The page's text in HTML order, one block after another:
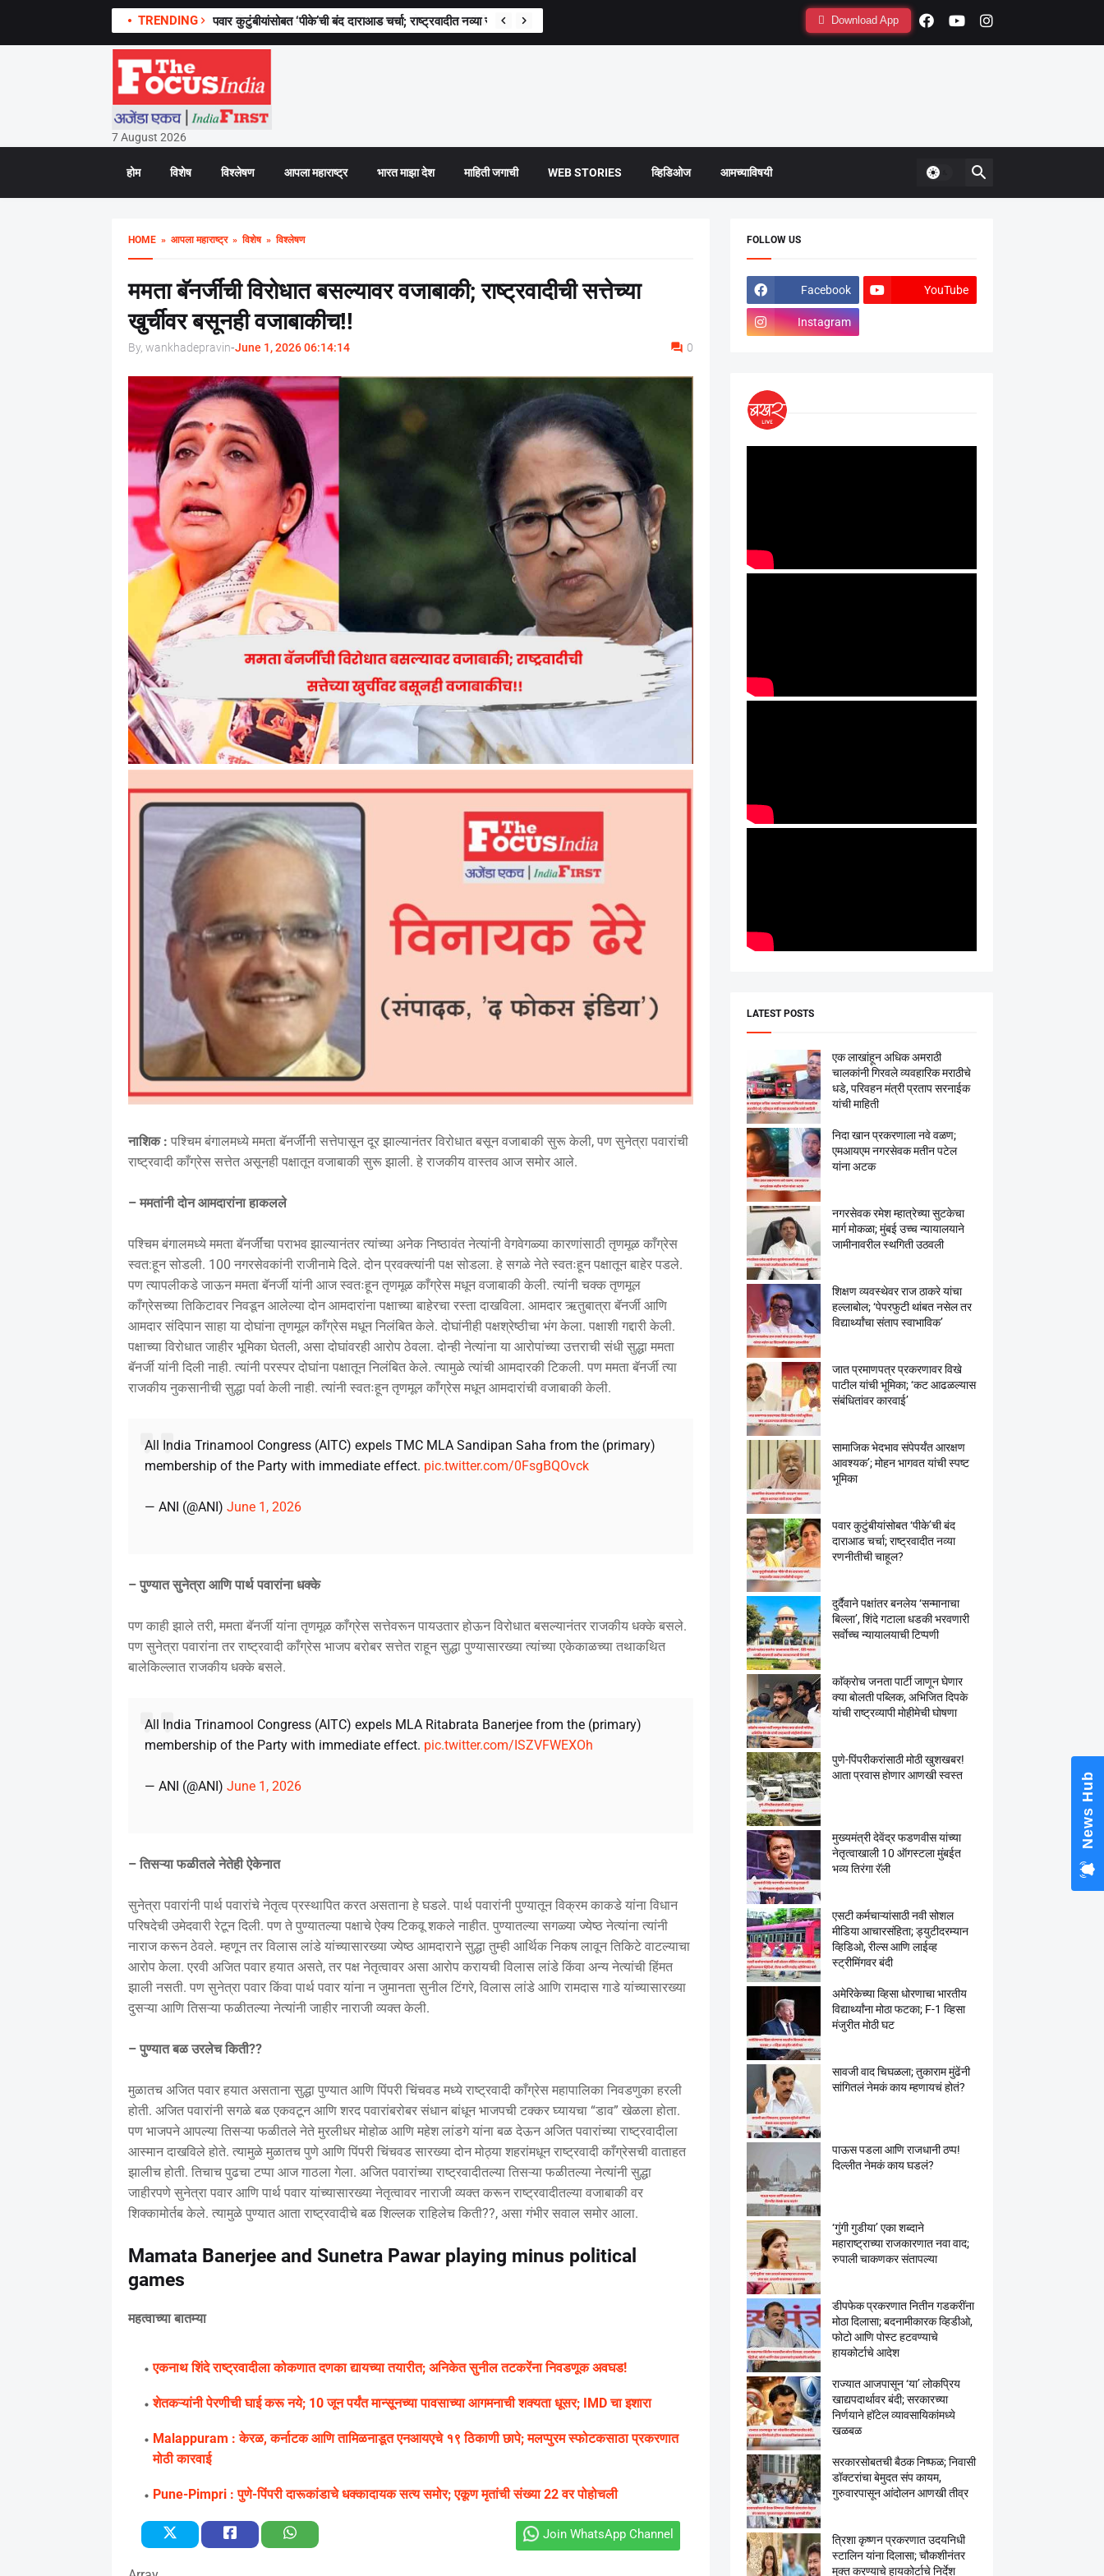
TRENDING पवार कुटुंबीयांसोबत ‘पीके’ची बंद दाराआड चर्चा; राष्ट्रवादीत नव्या रणनीतीची चाहूल? Download App
7 August 2026
होम विशेष विश्लेषण आपला महाराष्ट्र भारत माझा देश माहिती जगाची WEB STORIES व्हिडिओज आमच्याविषयी
HOME» आपला महाराष्ट्र» विशेष» विश्लेषण
ममता बॅनर्जींची विरोधात बसल्यावर वजाबाकी; राष्ट्रवादीची सत्तेच्या
खुर्चीवर बसूनही वजाबाकीच!!
By, wankhadepravin-June 1, 2026 06:14:14 0
नाशिक : पश्चिम बंगालमध्ये ममता बॅनर्जींनी सत्तेपासून दूर झाल्यानंतर विरोधात बसून वजाबाकी सुरू केली, पण सुनेत्रा पवारांची
राष्ट्रवादी काँग्रेस सत्तेत असूनही पक्षातून वजाबाकी सुरू झाली. हे राजकीय वास्तव आज समोर आले.
– ममतांनी दोन आमदारांना हाकलले
पश्चिम बंगालमध्ये ममता बॅनर्जींचा पराभव झाल्यानंतर त्यांच्या अनेक निष्ठावंत नेत्यांनी वेगवेगळ्या कारणांसाठी तृणमूळ काँग्रेस
स्वत:हून सोडली. 100 नगरसेवकांनी राजीनामे दिले. दोन प्रवक्त्यांनी पक्ष सोडला. हे सगळे नेते स्वतःहून पक्षातून बाहेर पडले.
पण त्यापलीकडे जाऊन ममता बॅनर्जी यांनी आज स्वतःहून तृणमूळ काँग्रेस मधून वजाबाकी केली. त्यांनी चक्क तृणमूल
काँग्रेसच्या तिकिटावर निवडून आलेल्या दोन आमदारांना पक्षाच्या बाहेरचा रस्ता दाखविला. आमदार ऋतुबात्रा बॅनर्जी आणि
आमदार संदिपान साहा या दोघांना तृणमूल काँग्रेस मधून निलंबित केले. दोघांनीही पक्षश्रेष्ठीचा भंग केला. पक्षाशी गद्दारी केली.
पक्षाच्या विरोधात जाहीर भूमिका घेतली, असा दोघांवरही आरोप ठेवला. दोन्ही नेत्यांना या आरोपांच्या उत्तराची संधी सुद्धा ममता
बॅनर्जी यांनी दिली नाही. त्यांनी परस्पर दोघांना पक्षातून निलंबित केले. त्यामुळे त्यांची आमदारकी टिकली. पण ममता बॅनर्जी त्या
राजकीय नुकसानीची सुद्धा पर्वा केली नाही. त्यांनी स्वतःहून तृणमूल काँग्रेस मधून आमदारांची वजाबाकी केली.
All India Trinamool Congress (AITC) expels TMC MLA Sandipan Saha from the (primary)
membership of the Party with immediate effect. pic.twitter.com/0FsgBQOvck
— ANI (@ANI) June 1, 2026
– पुण्यात सुनेत्रा आणि पार्थ पवारांना धक्के
पण काही झाले तरी, ममता बॅनर्जी यांना तृणमूळ काँग्रेस सत्तेवरून पायउतार होऊन विरोधात बसल्यानंतर राजकीय धक्के बसले.
पण सुनेत्रा पवारांना तर राष्ट्रवादी काँग्रेस भाजप बरोबर सत्तेत राहून सुद्धा पुण्यासारख्या त्यांच्या एकेकाळच्या तथाकथित
बालेकिल्लात राजकीय धक्के बसले.
All India Trinamool Congress (AITC) expels MLA Ritabrata Banerjee from the (primary)
membership of the Party with immediate effect. pic.twitter.com/ISZVFWEXOh
— ANI (@ANI) June 1, 2026
– तिसऱ्या फळीतले नेतेही ऐकेनात
सुनेत्रा पवारांनी पार्थ पवारांचे नेतृत्व प्रस्थापित करत असताना हे घडले. पार्थ पवारांनी पुण्यातून विक्रम काकडे यांना विधान
परिषदेची उमेदवारी रेटून दिली. पण ते पुण्यातल्या पक्षाचे ऐक्य टिकवू शकले नाहीत. पुण्यातल्या सगळ्या ज्येष्ठ नेत्यांना त्यांनी
नाराज करून ठेवले. म्हणून तर विलास लांडे यांच्यासारख्या ज्येष्ठ आमदाराने सुद्धा तुम्ही आर्थिक निकष लावून तिकिटे वाटल्याचा
आरोप केला. एरवी अजित पवार हयात असते, तर पक्ष नेतृत्वावर असा आरोप करायची विलास लांडे किंवा अन्य नेत्यांची हिंमत
झाली नसती. पण सुनेत्रा पवार किंवा पार्थ पवार यांना न जुमानता सुनील टिंगरे, विलास लांडे आणि रामदास गाडे यांच्यासारख्या
दुसऱ्या आणि तिसऱ्या फळीतल्या नेत्यांनी जाहीर नाराजी व्यक्त केली.
– पुण्यात बळ उरलेच किती??
मुळातच अजित पवार हयात असताना सुद्धा पुण्यात आणि पिंपरी चिंचवड मध्ये राष्ट्रवादी काँग्रेस महापालिका निवडणुका हरली
होती. अजित पवारांनी सगळे बळ एकवटून आणि शरद पवारांबरोबर संधान बांधून भाजपची टक्कर घ्यायचा “डाव” खेळला होता.
पण भाजपने आपल्या तिसऱ्या फळीतले नेते मुरलीधर मोहोळ आणि महेश लांडगे यांना बळ देऊन अजित पवारांच्या राष्ट्रवादीला
आस्मान दाखविले होते. त्यामुळे मुळातच पुणे आणि पिंपरी चिंचवड सारख्या दोन मोठ्या शहरांमधून राष्ट्रवादी काँग्रेसची वाताहत
झालीच होती. तिचाच पुढचा टप्पा आज गाठला गेला. अजित पवारांच्या राष्ट्रवादीतल्या तिसऱ्या फळीतल्या नेत्यांनी सुद्धा
जाहीरपणे सुनेत्रा पवार आणि पार्थ पवार यांच्यासारख्या नेतृत्वावर नाराजी व्यक्त करून राष्ट्रवादीतल्या वजाबाकी वर
शिक्कामोर्तब केले. त्यामुळे पुण्यात आता राष्ट्रवादीचे बळ शिल्लक राहिलेच किती??, असा गंभीर सवाल समोर आला.
Mamata Banerjee and Sunetra Pawar playing minus political
games
महत्वाच्या बातम्या
एकनाथ शिंदे राष्ट्रवादीला कोकणात दणका द्यायच्या तयारीत; अनिकेत सुनील तटकरेंना निवडणूक अवघड!
शेतकऱ्यांनी पेरणीची घाई करू नये; 10 जून पर्यंत मान्सूनच्या पावसाच्या आगमनाची शक्यता धूसर; IMD चा इशारा
Malappuram : केरळ, कर्नाटक आणि तामिळनाडूत एनआयएचे १९ ठिकाणी छापे; मलप्पुरम स्फोटकसाठा प्रकरणात
मोठी कारवाई
Pune-Pimpri : पुणे-पिंपरी दारूकांडाचे धक्कादायक सत्य समोर; एकूण मृतांची संख्या 22 वर पोहोचली
Join WhatsApp Channel
FOLLOW US
Facebook YouTube
Instagram
LATEST POSTS
एक लाखांहून अधिक अमराठी
चालकांनी गिरवले व्यवहारिक मराठीचे
धडे, परिवहन मंत्री प्रताप सरनाईक
यांची माहिती
निदा खान प्रकरणाला नवे वळण;
एमआयएम नगरसेवक मतीन पटेल
यांना अटक
नगरसेवक रमेश म्हात्रेच्या सुटकेचा
मार्ग मोकळा; मुंबई उच्च न्यायालयाने
जामीनावरील स्थगिती उठवली
शिक्षण व्यवस्थेवर राज ठाकरे यांचा
हल्लाबोल; ‘पेपरफुटी थांबत नसेल तर
विद्यार्थ्यांचा संताप स्वाभाविक’
जात प्रमाणपत्र प्रकरणावर विखे
पाटील यांची भूमिका; ‘कट आढळल्यास
संबंधितांवर कारवाई’
सामाजिक भेदभाव संपेपर्यंत आरक्षण
आवश्यक’; मोहन भागवत यांची स्पष्ट
भूमिका
पवार कुटुंबीयांसोबत ‘पीके’ची बंद
दाराआड चर्चा; राष्ट्रवादीत नव्या
रणनीतीची चाहूल?
दुर्दैवाने पक्षांतर बनलेय ‘सन्मानाचा
बिल्ला’, शिंदे गटाला धडकी भरवणारी
सर्वाेच्च न्यायालयाची टिप्पणी
काॅक्राेच जनता पार्टी जाणून घेणार
क्या बाेलती पब्लिक, अभिजित दिपके
यांची राष्ट्रव्यापी माेहीमेची घाेषणा
पुणे-पिंपरीकरांसाठी मोठी खुशखबर!
आता प्रवास होणार आणखी स्वस्त
मुख्यमंत्री देवेंद्र फडणवीस यांच्या
नेतृत्वाखाली 10 ऑगस्टला मुंबईत
भव्य तिरंगा रॅली
एसटी कर्मचाऱ्यांसाठी नवी सोशल
मीडिया आचारसंहिता; ड्युटीदरम्यान
व्हिडिओ, रील्स आणि लाईव्ह
स्ट्रीमिंगवर बंदी
अमेरिकेच्या व्हिसा धोरणाचा भारतीय
विद्यार्थ्यांना मोठा फटका; F-1 व्हिसा
मंजुरीत मोठी घट
सावजी वाद चिघळला; तुकाराम मुंढेंनी
सांगितलं नेमकं काय म्हणायचं होतं?
पाऊस पडला आणि राजधानी ठप्प!
दिल्लीत नेमकं काय घडलं?
‘गुंगी गुडीया’ एका शब्दाने
महाराष्ट्राच्या राजकारणात नवा वाद;
रुपाली चाकणकर संतापल्या
डीपफेक प्रकरणात नितीन गडकरींना
मोठा दिलासा; बदनामीकारक व्हिडीओ,
फोटो आणि पोस्ट हटवण्याचे
हायकोर्टाचे आदेश
राज्यात आजपासून ‘या’ लोकप्रिय
खाद्यपदार्थावर बंदी; सरकारच्या
निर्णयाने हॉटेल व्यावसायिकांमध्ये
खळबळ
सरकारसोबतची बैठक निष्फळ; निवासी
डॉक्टरांचा बेमुदत संप कायम,
गुरुवारपासून आंदोलन आणखी तीव्र
त्रिशा कृष्णन प्रकरणात उदयनिधी
स्टालिन यांना दिलासा; चौकशीनंतर
मुक्त करण्याचे हायकोर्टाचे निर्देश
News Hub